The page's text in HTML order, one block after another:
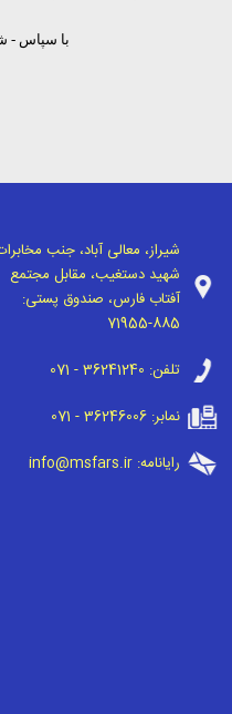
با سپاس -
شیراز، معالی آباد، جنب
شهید دستغیب، مقابل مجتمع
آفتاب فارس، صندوق پستی:
71955-885
تلفن: 071 - 36241240
نمابر:071 - 36246006
رایانامه:info@msfars.ir